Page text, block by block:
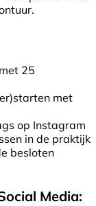
25
met
op Instagram
in de praktijk
besloten
Media: